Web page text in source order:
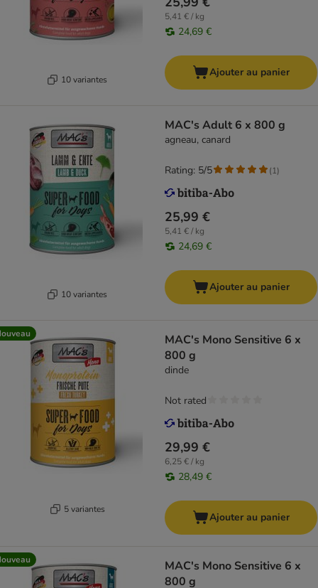
10 variantes
5,41 € / kg
24,69 €
Ajouter au panier
10 variantes
MAC's Adult 6 x 800 g
agneau, canard
25,99 €
5,41 € / kg
24,69 €
Rating: 5/5 (1)
Ajouter au panier
5 variantes
MAC's Mono Sensitive 6 x
800 g
dinde
29,99 €
6,25 € / kg
28,49 €
Not rated
Ajouter au panier
MAC's Mono Sensitive 6 x
800 g